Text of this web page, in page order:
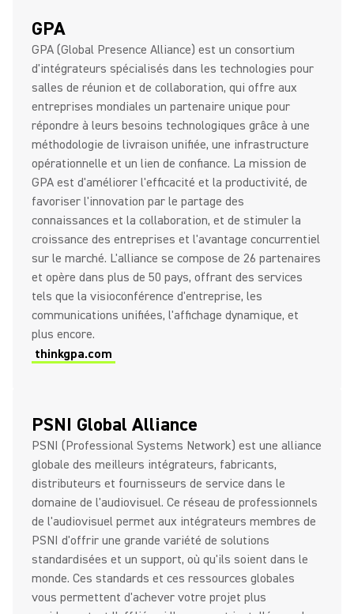
GPA
GPA (Global Presence Alliance) est un consortium
d'intégrateurs spécialisés dans les technologies pour
salles de réunion et de collaboration, qui offre aux
entreprises mondiales un partenaire unique pour
répondre à leurs besoins technologiques grâce à une
méthodologie de livraison unifiée, une infrastructure
opérationnelle et un lien de confiance. La mission de
GPA est d'améliorer l'efficacité et la productivité, de
favoriser l'innovation par le partage des
connaissances et la collaboration, et de stimuler la
croissance des entreprises et l'avantage concurrentiel
sur le marché. L'alliance se compose de 26 partenaires
et opère dans plus de 50 pays, offrant des services
tels que la visioconférence d'entreprise, les
communications unifiées, l'affichage dynamique, et
plus encore.
thinkgpa.com
PSNI Global Alliance
PSNI (Professional Systems Network) est une alliance
globale des meilleurs intégrateurs, fabricants,
distributeurs et fournisseurs de service dans le
domaine de l'audiovisuel. Ce réseau de professionnels
de l'audiovisuel permet aux intégrateurs membres de
PSNI d'offrir une grande variété de solutions
standardisées et un support, où qu'ils soient dans le
monde. Ces standards et ces ressources globales
vous permettent d'achever votre projet plus